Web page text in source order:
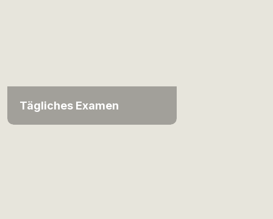
Tägliches Examen